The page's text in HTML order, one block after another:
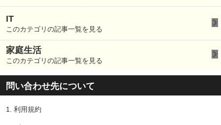
IT
このカテゴリの記事一覧を見る
家庭生活
このカテゴリの記事一覧を見る
問い合わせ先について
1. 利用規約